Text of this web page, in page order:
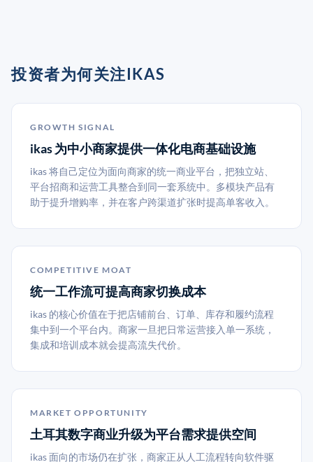
投资者为何关注IKAS
GROWTH SIGNAL
ikas 为中小商家提供一体化电商基础设施
ikas 将自己定位为面向商家的统一商业平台，把独立站、
平台招商和运营工具整合到同一套系统中。多模块产品有
助于提升增购率，并在客户跨渠道扩张时提高单客收入。
COMPETITIVE MOAT
统一工作流可提高商家切换成本
ikas 的核心价值在于把店铺前台、订单、库存和履约流程
集中到一个平台内。商家一旦把日常运营接入单一系统，
集成和培训成本就会提高流失代价。
MARKET OPPORTUNITY
土耳其数字商业升级为平台需求提供空间
ikas 面向的市场仍在扩张，商家正从人工流程转向软件驱